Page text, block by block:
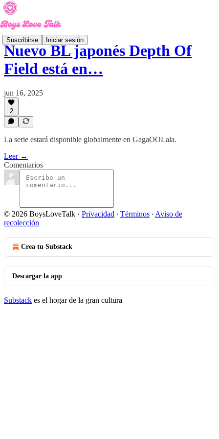
Suscribirse Iniciar sesión
Nuevo BL japonés Depth Of
Field está en…
jun 16, 2025
2
La serie estará disponible globalmente en GagaOOLala.
Leer →
Comentarios
© 2026 BoysLoveTalk · Privacidad ∙ Términos ∙ Aviso de
recolección
Crea tu Substack
Descargar la app
Substack es el hogar de la gran cultura